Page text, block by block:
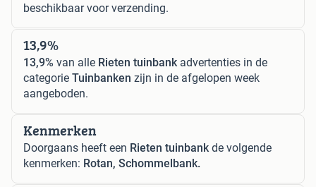
beschikbaar voor verzending.
13,9%
13,9% van alle Rieten tuinbank advertenties in de
categorie Tuinbanken zijn in de afgelopen week
aangeboden.
Kenmerken
Doorgaans heeft een Rieten tuinbank de volgende
kenmerken: Rotan, Schommelbank.